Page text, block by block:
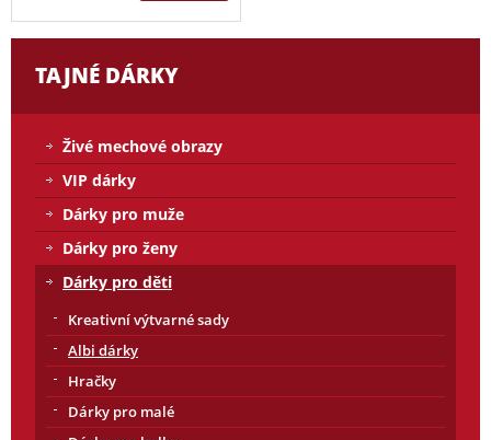
TAJNÉ DÁRKY
Živé mechové obrazy
VIP dárky
Dárky pro muže
Dárky pro ženy
Dárky pro děti
Kreativní výtvarné sady
Albi dárky
Hračky
Dárky pro malé